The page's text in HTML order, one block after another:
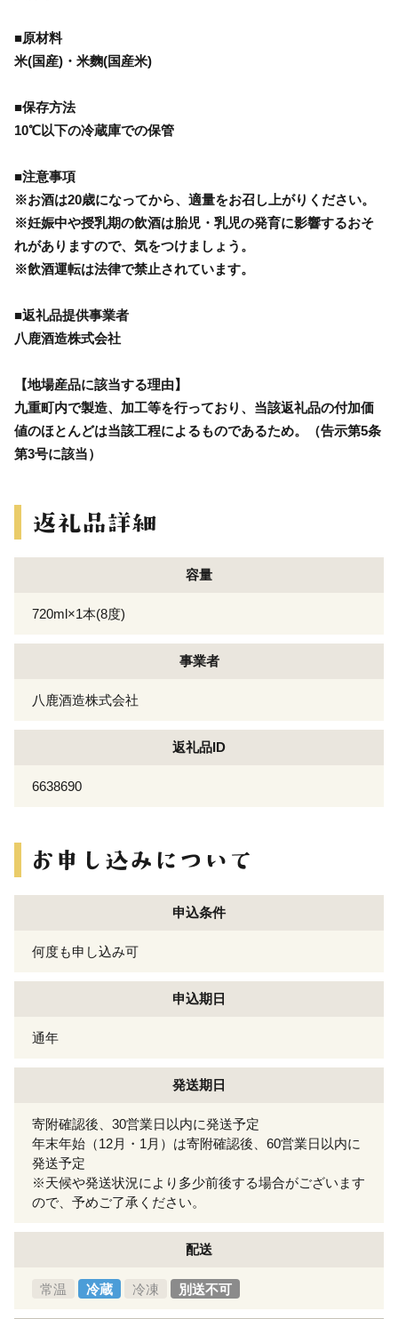
■原材料
米(国産)・米麴(国産米)
■保存方法
10℃以下の冷蔵庫での保管
■注意事項
※お酒は20歳になってから、適量をお召し上がりください。
※妊娠中や授乳期の飲酒は胎児・乳児の発育に影響するおそ
れがありますので、気をつけましょう。
※飲酒運転は法律で禁止されています。
■返礼品提供事業者
八鹿酒造株式会社
【地場産品に該当する理由】
九重町内で製造、加工等を行っており、当該返礼品の付加価
値のほとんどは当該工程によるものであるため。（告示第5条
第3号に該当）
容量
720ml×1本(8度)
事業者
八鹿酒造株式会社
返礼品ID
6638690
申込条件
何度も申し込み可
申込期日
通年
発送期日
寄附確認後、30営業日以内に発送予定
年末年始（12月・1月）は寄附確認後、60営業日以内に
発送予定
※天候や発送状況により多少前後する場合がございます
ので、予めご了承ください。
配送
常温 冷蔵 冷凍 別送不可